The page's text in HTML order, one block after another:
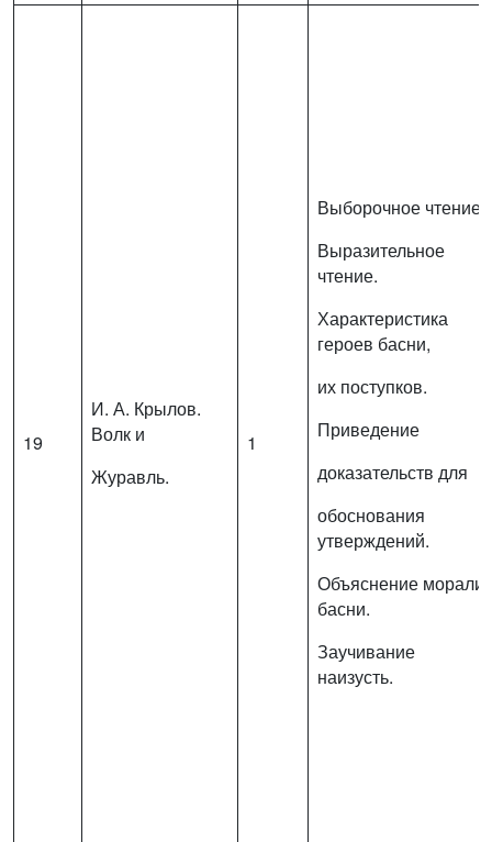
19
И. А. Крылов.
Волк и
Журавль.
1
Выборочное чтение.
Выразительное
чтение.
Характеристика
героев басни,
их поступков.
Приведение
доказательств для
обоснования
утверждений.
Объяснение морали
басни.
Заучивание
наизусть.